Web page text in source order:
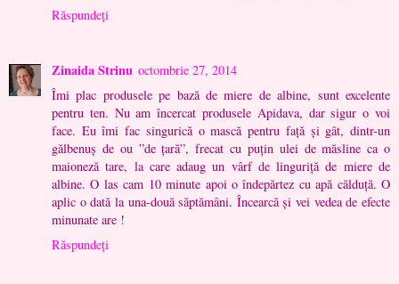
Răspundeți
Zinaida Strinu octombrie 27, 2014
Îmi plac produsele pe bază de miere de albine, sunt excelente
pentru ten. Nu am încercat produsele Apidava, dar sigur o voi
face. Eu îmi fac singurică o mască pentru față și gât, dintr-un
gălbenuș de ou ”de țară”, frecat cu puțin ulei de măsline ca o
maioneză tare, la care adaug un vârf de linguriță de miere de
albine. O las cam 10 minute apoi o îndepărtez cu apă călduță. O
aplic o dată la una-două săptămâni. Încearcă și vei vedea de efecte
minunate are !
Răspundeți